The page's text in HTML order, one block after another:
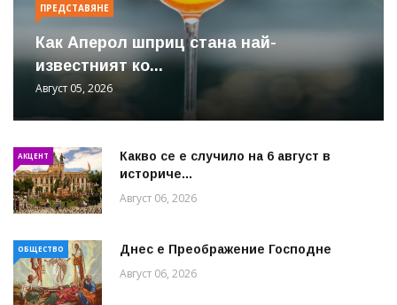
ПРЕДСТАВЯНЕ
Как Аперол шприц стана най-
известният ко...
Август 05, 2026
АКЦЕНТ
Какво се е случило на 6 август в
историче...
Август 06, 2026
ОБЩЕСТВО Днес е Преображение Господне
Август 06, 2026